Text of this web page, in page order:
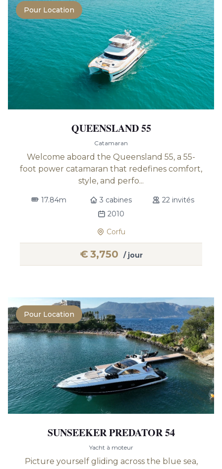
Pour Location
QUEENSLAND 55
Catamaran
Welcome aboard the Queensland 55, a 55-
foot power catamaran that redefines comfort,
style, and perfo...
17.84m 3 cabines
22 invités
2010
Corfu
€3,750 / jour
Pour Location
SUNSEEKER PREDATOR 54
Yacht à moteur
Picture yourself gliding across the blue sea,